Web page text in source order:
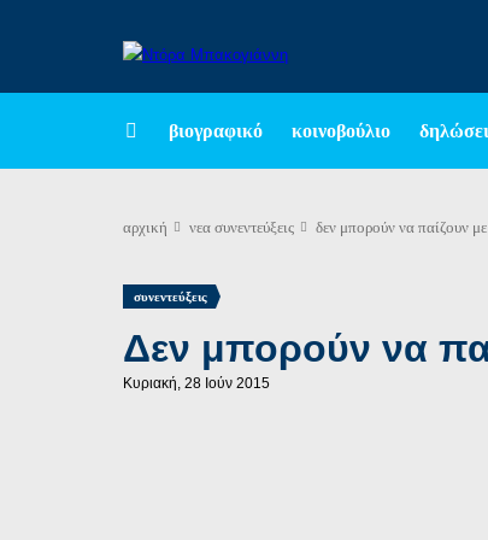
βιογραφικό κοινοβούλιο
αρχική νεα συνεντεύξεις δεν μπορούν να παίζουν
συνεντεύξεις
Δεν μπορούν να
Κυριακή, 28 Ιούν 2015